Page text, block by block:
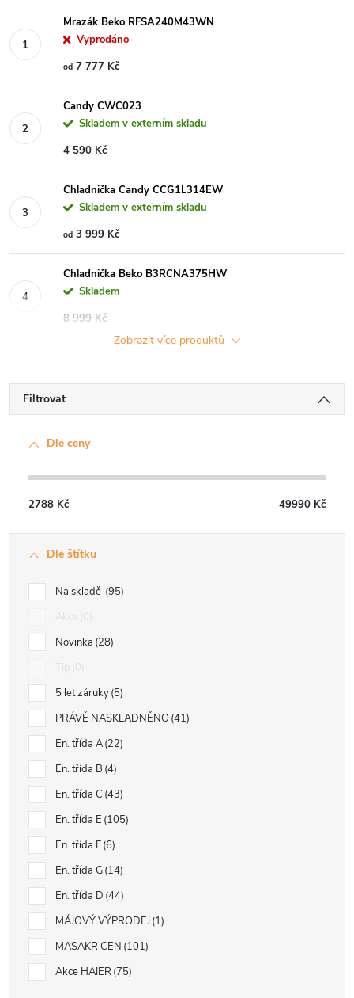
Mrazák Beko RFSA240M43WN
Vyprodáno
od 7 777 Kč
Candy CWC023
Skladem v externím skladu
4 590 Kč
Chladnička Candy CCG1L314EW
Skladem v externím skladu
od 3 999 Kč
Chladnička Beko B3RCNA375HW
Skladem
8 999 Kč
Zobrazit více produktů
Filtrovat
Dle ceny
2788 Kč 49990 Kč
Dle štítku
Na skladě 95
Novinka 28
5 let záruky 5
PRÁVĚ NASKLADNĚNO 41
En. třída A 22
En. třída B 4
En. třída C 43
En. třída E 105
En. třída F 6
En. třída G 14
En. třída D 44
MÁJOVÝ VÝPRODEJ 1
MASAKR CEN 101
Akce HAIER 75